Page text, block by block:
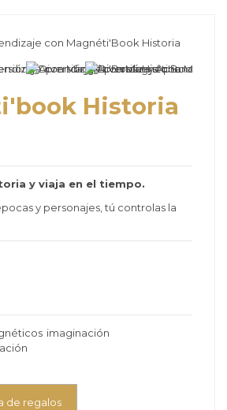
Historia
y viaja en el tiempo.
y personajes, tú controlas la
imaginación
de regalos